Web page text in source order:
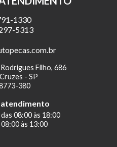
1330
5313
Filho, 686
- SP
380
08:00 às 18:00
às 13:00